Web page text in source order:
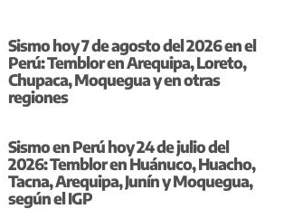
Sismo hoy 7 de agosto del 2026 en el
Perú: Temblor en Arequipa, Loreto,
Chupaca, Moquegua y en otras
regiones
Sismo en Perú hoy 24 de julio del
2026: Temblor en Huánuco, Huacho,
Tacna, Arequipa, Junín y Moquegua,
según el IGP